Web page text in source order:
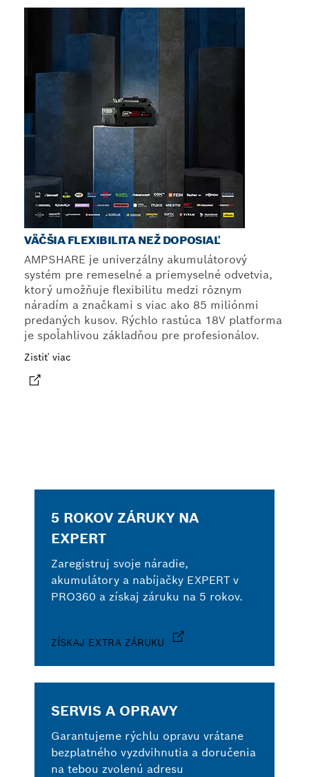
VÄČŠIA FLEXIBILITA NEŽ DOPOSIAĽ
AMPSHARE je univerzálny akumulátorový
systém pre remeselné a priemyselné odvetvia,
ktorý umožňuje flexibilitu medzi rôznym
náradím a značkami s viac ako 85 miliónmi
predaných kusov. Rýchlo rastúca 18V platforma
je spoľahlivou základňou pre profesionálov.
Zistiť viac
5 ROKOV ZÁRUKY NA
EXPERT
Zaregistruj svoje náradie,
akumulátory a nabíjačky EXPERT v
PRO360 a získaj záruku na 5 rokov.
ZÍSKAJ EXTRA ZÁRUKU
SERVIS A OPRAVY
Garantujeme rýchlu opravu vrátane
bezplatného vyzdvihnutia a doručenia
na tebou zvolenú adresu